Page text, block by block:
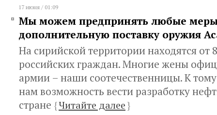
17 июня / 01:09
Мы можем предпринять любые
дополнительную поставку оружия
На сирийской территории находятся от
российских граждан. Многие жены
армии – наши соотечественницы. К
нам возможность вести разработку
стране {Читайте далее}